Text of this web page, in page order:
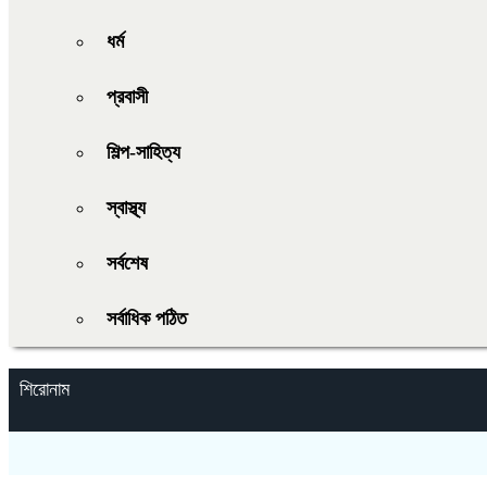
ধর্ম
প্রবাসী
শিল্প-সাহিত্য
স্বাস্থ্য
সর্বশেষ
সর্বাধিক পঠিত
শিরোনাম